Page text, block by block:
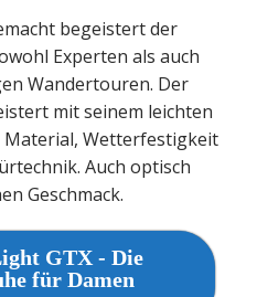
begeistert der
Experten als auch
Wandertouren. Der
mit seinem leichten
Material, Wetterfestigkeit
Auch optisch
Geschmack.
GTX - Die
für Damen